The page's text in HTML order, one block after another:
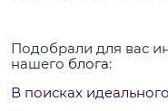
Подобрали для вас
нашего блога:
В поисках